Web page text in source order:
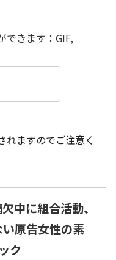
できます：GIF,
れますのでご注意く
中に組合活動、
原告女性の素
ク